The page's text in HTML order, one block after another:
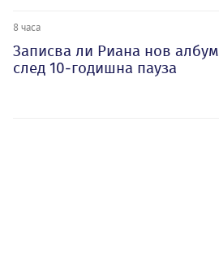
8 часа
Записва ли Риана нов албум
след 10-годишна пауза